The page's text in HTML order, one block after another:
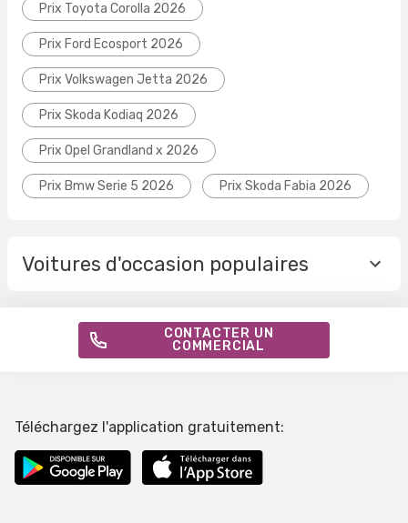
Prix Toyota Corolla 2026
Prix Ford Ecosport 2026
Prix Volkswagen Jetta 2026
Prix Skoda Kodiaq 2026
Prix Opel Grandland x 2026
Prix Bmw Serie 5 2026 Prix Skoda Fabia 2026
Voitures d'occasion populaires
CONTACTER UN
COMMERCIAL
Téléchargez l'application gratuitement: